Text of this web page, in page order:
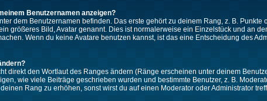
Benutzernamen anzeigen?
dem Benutzernamen befinden. Das erste gehört zu deinem Rang, z. B.
größeres Bild, Avatar genannt. Dies ist normalerweise ein Einzelstück und an
Wenn du keine Avatare benutzen kannst, ist das eine Entscheidung des
direkt den Wortlaut des Ranges ändern (Ränge erscheinen unter deinem
wie viele Beiträge geschrieben wurden und bestimmte Benutzer, z. B.
Rang zu erhöhen, sonst wirst du auf einen Moderator oder Administrator